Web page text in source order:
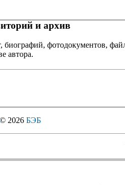
и архив
фотодокументов,
автора.
© 2026 БЭБ